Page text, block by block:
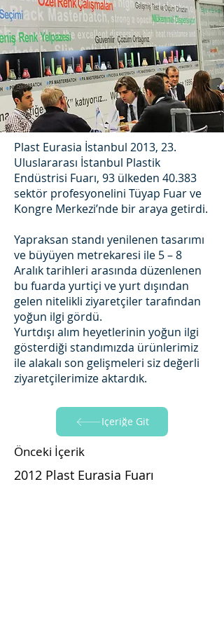
Plast Eurasia İstanbul 2013, 23.
Uluslararası İstanbul Plastik
Endüstrisi Fuarı, 93 ülkeden 40.383
sektör profesyonelini Tüyap Fuar ve
Kongre Merkezi’nde bir araya getirdi.
Yapraksan standı yenilenen tasarımı
ve büyüyen metrekaresi ile 5 – 8
Aralık tarihleri arasında düzenlenen
bu fuarda yurtiçi ve yurt dışından
gelen nitelikli ziyaretçiler tarafından
yoğun ilgi gördü.
Yurtdışı alım heyetlerinin yoğun ilgi
gösterdiği standımızda ürünlerimiz
ile alakalı son gelişmeleri siz değerli
ziyaretçilerimize aktardık.
İçeriğe Git
Önceki İçerik
2012 Plast Eurasia Fuarı